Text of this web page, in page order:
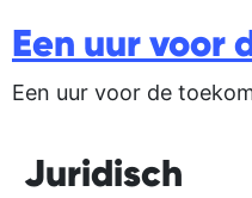
Een uur voor
Een uur voor de
Juridisch